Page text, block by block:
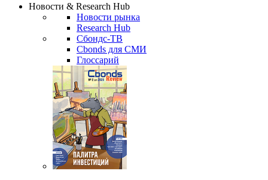
Новости & Research Hub
Новости рынка
Research Hub
Сбондс-ТВ
Cbonds для СМИ
Глоссарий